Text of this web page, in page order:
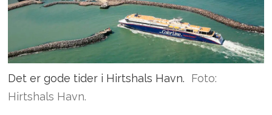
Det er gode tider i Hirtshals Havn.
Foto:
Hirtshals Havn.